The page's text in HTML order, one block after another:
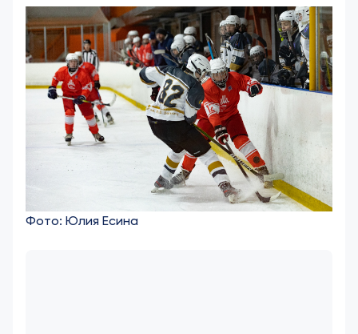
Фото: Юлия Есина